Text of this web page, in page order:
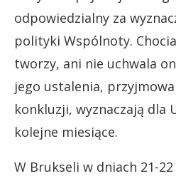
odpowiedzialny za
polityki Wspólnoty.
tworzy, ani nie uchwala
jego ustalenia,
konkluzji, wyznaczają dla
kolejne miesiące.
W Brukseli w dniach 21-